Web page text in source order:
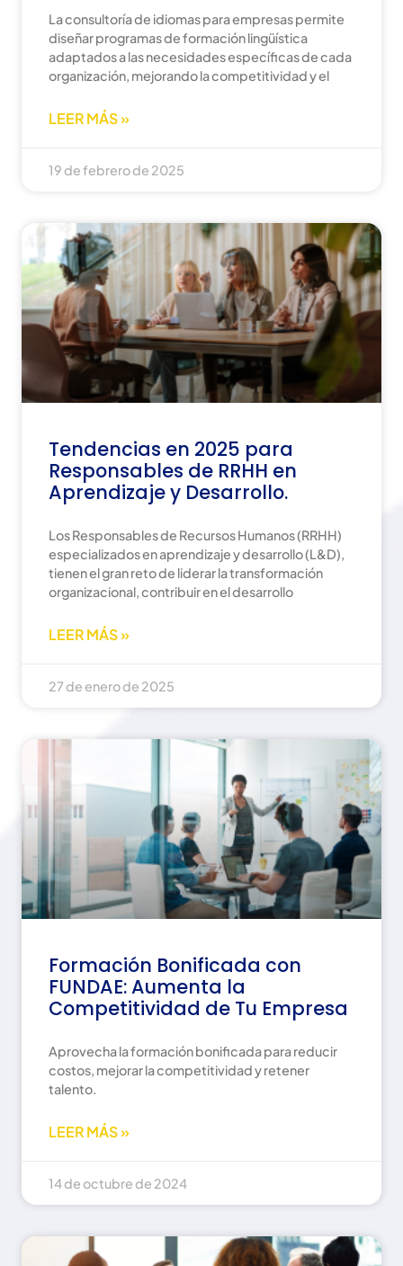
La consultoría de idiomas para empresas permite
diseñar programas de formación lingüística
adaptados a las necesidades específicas de cada
organización, mejorando la competitividad y el
LEER MÁS »
19 de febrero de 2025
Tendencias en 2025 para
Responsables de RRHH en
Aprendizaje y Desarrollo.
Los Responsables de Recursos Humanos (RRHH)
especializados en aprendizaje y desarrollo (L&D),
tienen el gran reto de liderar la transformación
organizacional, contribuir en el desarrollo
LEER MÁS »
27 de enero de 2025
Formación Bonificada con
FUNDAE: Aumenta la
Competitividad de Tu Empresa
Aprovecha la formación bonificada para reducir
costos, mejorar la competitividad y retener
talento.
LEER MÁS »
14 de octubre de 2024